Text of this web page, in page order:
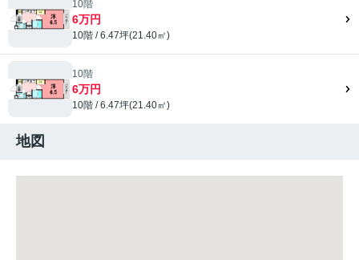
10階
6万円
10階 / 6.47坪(21.40㎡)
10階
6万円
10階 / 6.47坪(21.40㎡)
地図